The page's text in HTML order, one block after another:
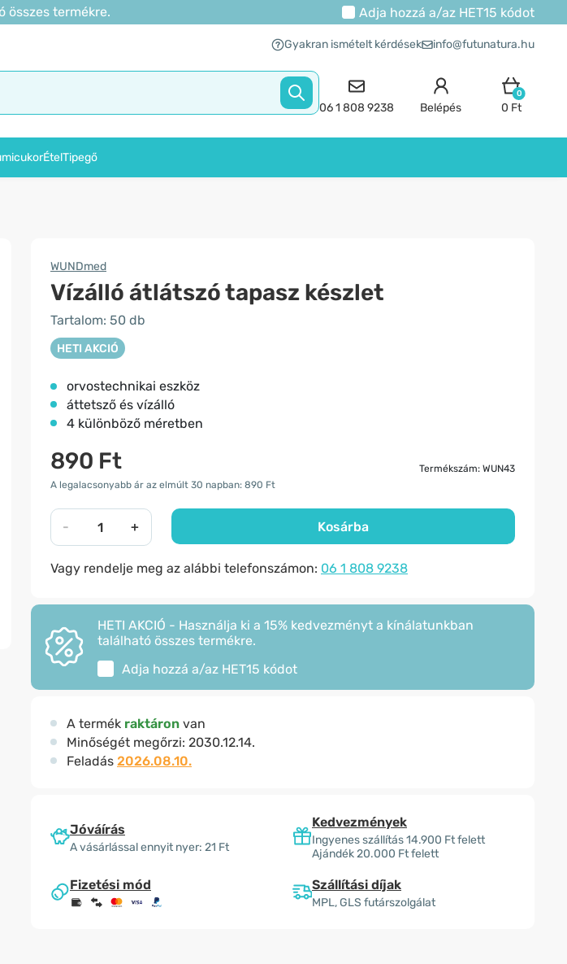
összes termékre. Adja hozzá a/az HET15 kódot
Gyakran ismételt kérdések info@futunatura.hu
06 1 808 9238 Belépés
0
0 Ft
ÉtelTipegő
WUNDmed
Vízálló átlátszó tapasz készlet
Tartalom: 50 db
HETI AKCIÓ
orvostechnikai eszköz
áttetsző és vízálló
4 különböző méretben
890 Ft
Termékszám: WUN43
A legalacsonyabb ár az elmúlt 30 napban: 890 Ft
- + Kosárba
Vagy rendelje meg az alábbi telefonszámon: 06 1 808 9238
HETI AKCIÓ - Használja ki a 15% kedvezményt a kínálatunkban
található összes termékre.
Adja hozzá a/az HET15 kódot
A termék raktáron van
Minőségét megőrzi: 2030.12.14.
Feladás 2026.08.10.
Jóváírás
A vásárlással ennyit nyer: 21 Ft
Kedvezmények
Ingyenes szállítás 14.900 Ft felett
Ajándék 20.000 Ft felett
Fizetési mód Szállítási díjak
MPL, GLS futárszolgálat